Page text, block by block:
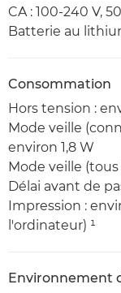
CA : 100-240 V,
Batterie au
Consommation
Hors tension :
Mode veille
environ 1,8 W
Mode veille
Délai avant de
Impression :
l'ordinateur) ¹
Environnement